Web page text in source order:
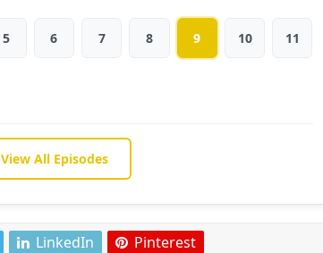
5 6 7 8 9 10 11
View All Episodes
LinkedIn Pinterest